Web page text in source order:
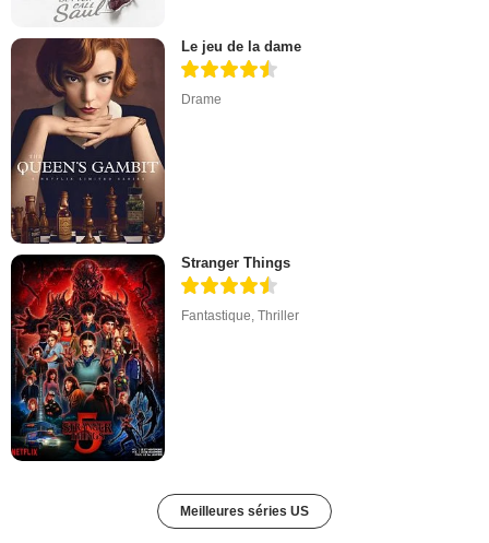
Le jeu de la dame
Drame
Stranger Things
Fantastique,Thriller
Meilleures séries US